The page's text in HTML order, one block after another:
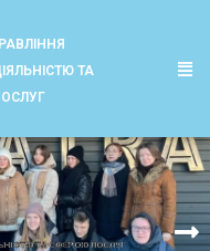
ТА
ТА СФЕРОЮ ПОСЛУГ​